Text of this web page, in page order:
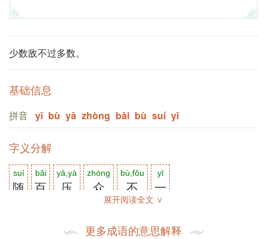
少数敌不过多数。
基础信息
拼音 yī bù yā zhòng bǎi bù suí yī
字义分解
suí
随
bǎi
百
yā,yà
压
zhòng
众
bù,fǒu
不
yī
一
展开阅读全文 ∨
更多成语的意思解释